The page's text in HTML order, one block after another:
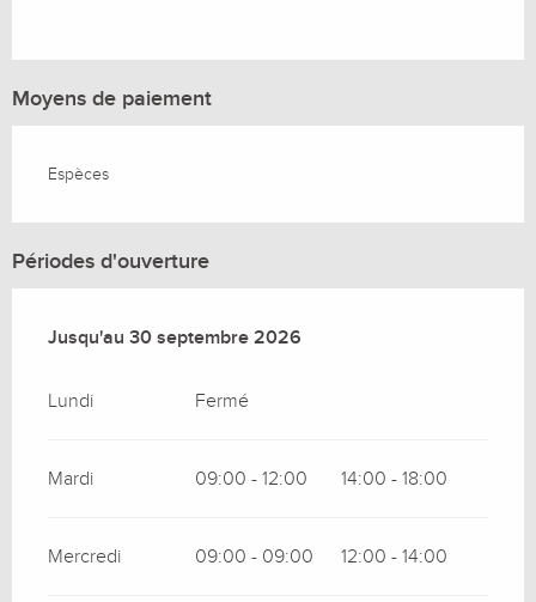
Moyens de paiement
Espèces
Périodes d'ouverture
Du1 avril 2026au30 septembre 2026
Jusqu'au 30 septembre 2026
Lundi Fermé
Mardi 09:00 - 12:00 14:00 - 18:00
Mercredi 09:00 - 09:00 12:00 - 14:00